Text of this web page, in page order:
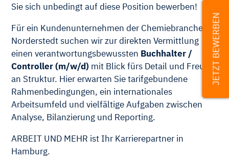
Sie sich unbedingt auf diese Position bewerben!
Für ein Kundenunternehmen der Chemiebranche in
Norderstedt suchen wir zur direkten Vermittlung
einen verantwortungsbewussten Buchhalter /
Controller (m/w/d) mit Blick fürs Detail und Freude
an Struktur. Hier erwarten Sie tarifgebundene
Rahmenbedingungen, ein internationales
Arbeitsumfeld und vielfältige Aufgaben zwischen
Analyse, Bilanzierung und Reporting.
ARBEIT UND MEHR ist Ihr Karrierepartner in
Hamburg.
JETZT BEWERBEN